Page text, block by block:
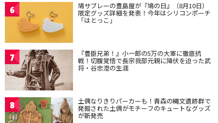
6 鳩サブレーの豊島屋が『鳩の日』（8月10日）
限定グッズ詳細を発表！今年はシリコンポーチ
「はとっこ」
7 『豊臣兄弟！』小一郎の5万の大軍に徹底抗
戦！切腹覚悟で長宗我部元親に降伏を迫った武
将・谷忠澄の生涯
8 土偶なりきりパーカーも！青森の縄文遺跡群で
発掘された土偶がモチーフのキュートなグッズ
が新発売